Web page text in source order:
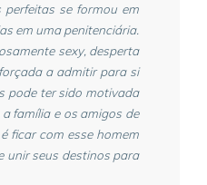
se formou em
em uma penitenciária.
sexy, desperta
a admitir para si
pode ter sido motivada
família e os amigos de
ficar com esse homem
unir seus destinos para